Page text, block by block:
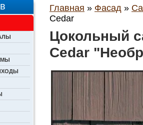
Главная » Фасад »
Cedar
Цокольный
Cedar